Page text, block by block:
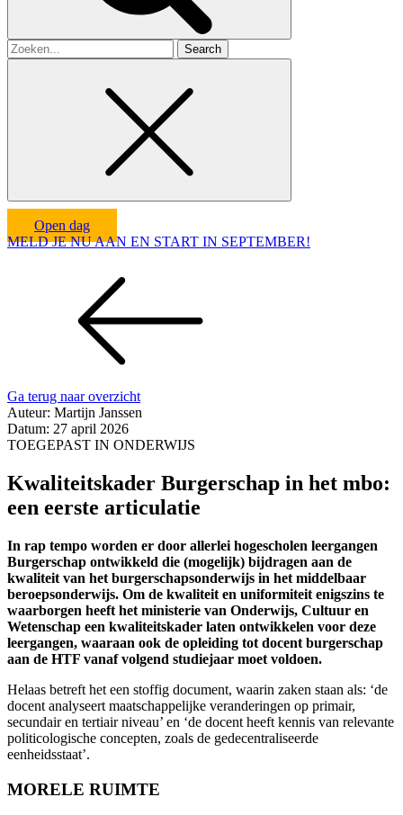
Search
for
Open dag
MELD JE NU AAN EN START IN SEPTEMBER!
Ga terug naar overzicht
Auteur: Martijn Janssen
Datum: 27 april 2026
TOEGEPAST IN ONDERWIJS
Kwaliteitskader Burgerschap in het mbo:
een eerste articulatie
In rap tempo worden er door allerlei hogescholen leergangen
Burgerschap ontwikkeld die (mogelijk) bijdragen aan de
kwaliteit van het burgerschapsonderwijs in het middelbaar
beroepsonderwijs. Om de kwaliteit en uniformiteit enigszins te
waarborgen heeft het ministerie van Onderwijs, Cultuur en
Wetenschap een kwaliteitskader laten ontwikkelen voor deze
leergangen, waaraan ook de opleiding tot docent burgerschap
aan de HTF vanaf volgend studiejaar moet voldoen.
Helaas betreft het een stoffig document, waarin zaken staan als: ‘de
docent analyseert maatschappelijke veranderingen op primair,
secundair en tertiair niveau’ en ‘de docent heeft kennis van relevante
politicologische concepten, zoals de gedecentraliseerde
eenheidsstaat’.
MORELE RUIMTE